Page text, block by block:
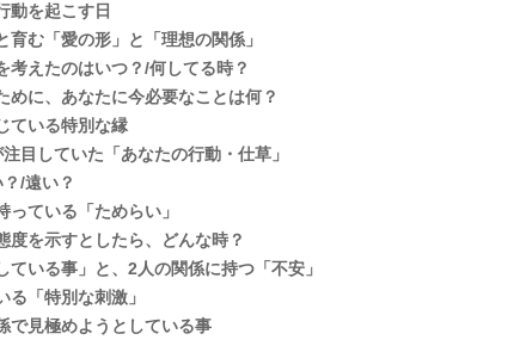
動を起こす日
育む「愛の形」と「理想の関係」
考えたのはいつ？/何してる時？
めに、あなたに今必要なことは何？
ている特別な縁
目していた「あなたの行動・仕草」
/遠い？
っている「ためらい」
度を示すとしたら、どんな時？
ている事」と、2人の関係に持つ「不安」
る「特別な刺激」
で見極めようとしている事